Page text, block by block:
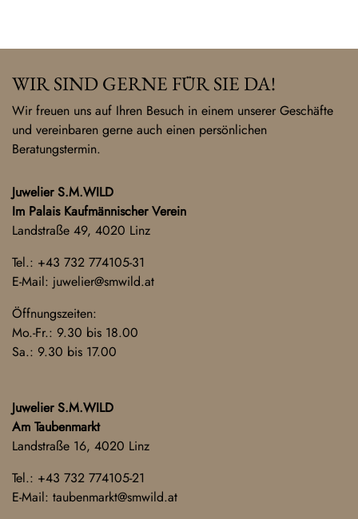
WIR SIND GERNE FÜR SIE DA!
Wir freuen uns auf Ihren Besuch in einem unserer Geschäfte
und vereinbaren gerne auch einen persönlichen
Beratungstermin.
Juwelier S.M.WILD
Im Palais Kaufmännischer Verein
Landstraße 49, 4020 Linz
Tel.: +43 732 774105-31
E-Mail: juwelier@smwild.at
Öffnungszeiten:
Mo.-Fr.: 9.30 bis 18.00
Sa.: 9.30 bis 17.00
Juwelier S.M.WILD
Am Taubenmarkt
Landstraße 16, 4020 Linz
Tel.: +43 732 774105-21
E-Mail: taubenmarkt@smwild.at